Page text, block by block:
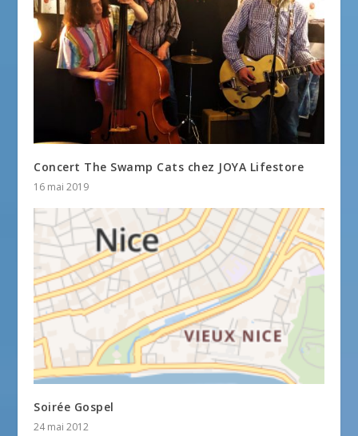
Concert The Swamp Cats chez JOYA Lifestore
16 mai 2019
Soirée Gospel
24 mai 2012